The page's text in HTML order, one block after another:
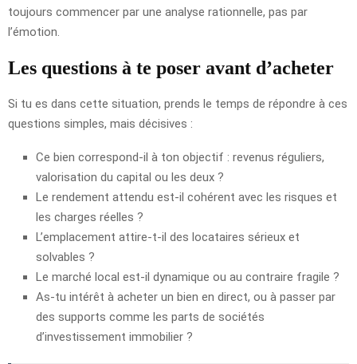
toujours commencer par une analyse rationnelle, pas par
l’émotion.
Les questions à te poser avant d’acheter
Si tu es dans cette situation, prends le temps de répondre à ces
questions simples, mais décisives :
Ce bien correspond-il à ton objectif : revenus réguliers,
valorisation du capital ou les deux ?
Le rendement attendu est-il cohérent avec les risques et
les charges réelles ?
L’emplacement attire-t-il des locataires sérieux et
solvables ?
Le marché local est-il dynamique ou au contraire fragile ?
As-tu intérêt à acheter un bien en direct, ou à passer par
des supports comme les parts de sociétés
d’investissement immobilier ?